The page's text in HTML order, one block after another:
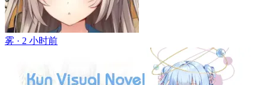
雾 · 2 小时前